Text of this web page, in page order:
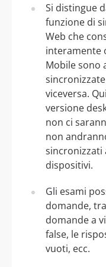
Si distingue
funzione di
Web che
interamente
Mobile sono
viceversa.
versione
non ci
non
sincronizzati
dispositivi.
Gli esami
domande,
domande a
false, le
vuoti, ecc.